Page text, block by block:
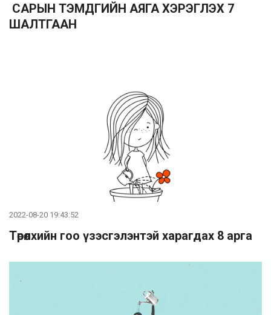
САРЫН ТЭМДГИЙН АЯГА ХЭРЭГЛЭХ 7
ШАЛТГААН
2022-08-20 19:43:52
Төрөлхийн гоо үзэсгэлэнтэй харагдах 8 арга